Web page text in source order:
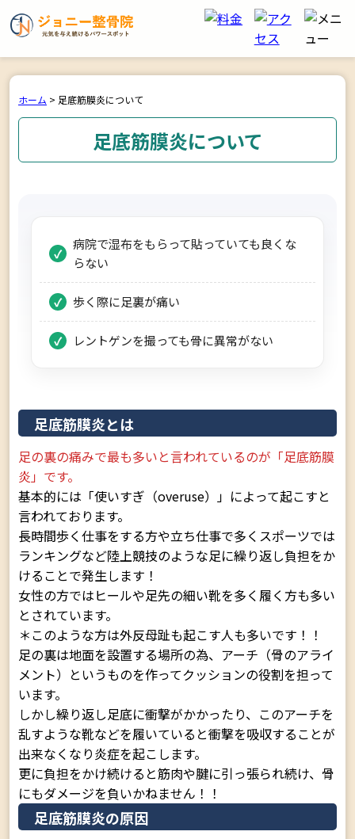
ホーム > 足底筋膜炎について
足底筋膜炎について
病院で湿布をもらって貼っていても良くな
らない
歩く際に足裏が痛い
レントゲンを撮っても骨に異常がない
足底筋膜炎とは
足の裏の痛みで最も多いと言われているのが「足底筋膜
炎」です。
基本的には「使いすぎ（overuse）」によって起こすと
言われております。
長時間歩く仕事をする方や立ち仕事で多くスポーツでは
ランキングなど陸上競技のような足に繰り返し負担をか
けることで発生します！
女性の方ではヒールや足先の細い靴を多く履く方も多い
とされています。
＊このような方は外反母趾も起こす人も多いです！！
足の裏は地面を設置する場所の為、アーチ（骨のアライ
メント）というものを作ってクッションの役割を担って
います。
しかし繰り返し足底に衝撃がかかったり、このアーチを
乱すような靴などを履いていると衝撃を吸収することが
出来なくなり炎症を起こします。
更に負担をかけ続けると筋肉や腱に引っ張られ続け、骨
にもダメージを負いかねません！！
足底筋膜炎の原因